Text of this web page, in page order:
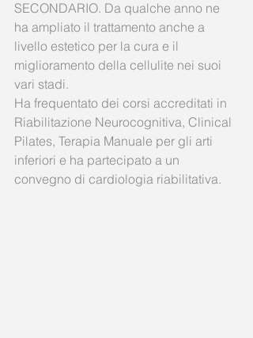
SECONDARIO. Da qualche anno ne
ha ampliato il trattamento anche a
livello estetico per la cura e il
miglioramento della cellulite nei suoi
vari stadi.
Ha frequentato dei corsi accreditati in
Riabilitazione Neurocognitiva, Clinical
Pilates, Terapia Manuale per gli arti
inferiori e ha partecipato a un
convegno di cardiologia riabilitativa.